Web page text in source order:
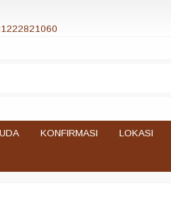
KONFIRMASI LOKASI